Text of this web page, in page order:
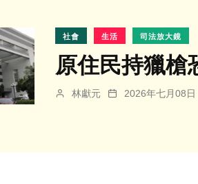
社會 生活 司法放大鏡
原住民持獵槍
林獻元 2026年七月08日